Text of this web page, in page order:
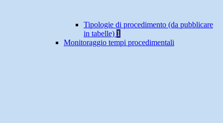
Tipologie di procedimento (da pubblicare
in tabelle) 1
Monitoraggio tempi procedimentali